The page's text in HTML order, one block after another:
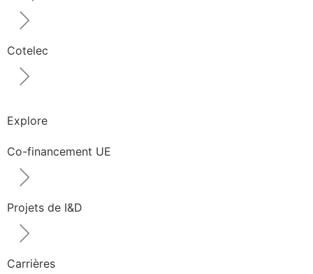
Cotelec
Explore
Co-financement UE
Projets de I&D
Carrières